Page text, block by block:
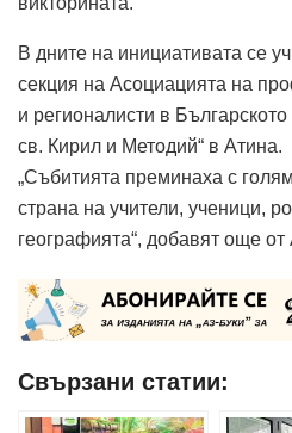
В дните на инициативата се
секция на Асоциацията на
и регионалисти в
св. Кирил и Методий“ в Атина.
„Събитията преминаха с
страна на учители, ученици,
географията“, добавят още от
Свързани статии: